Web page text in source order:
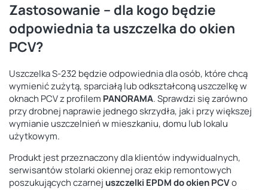
Zastosowanie – dla kogo będzie
odpowiednia ta uszczelka do okien
PCV?
Uszczelka S-232 będzie odpowiednia dla osób, które chcą
wymienić zużytą, sparciałą lub odkształconą uszczelkę w
oknach PCV z profilem PANORAMA. Sprawdzi się zarówno
przy drobnej naprawie jednego skrzydła, jak i przy większej
wymianie uszczelnień w mieszkaniu, domu lub lokalu
użytkowym.
Produkt jest przeznaczony dla klientów indywidualnych,
serwisantów stolarki okiennej oraz ekip remontowych
poszukujących czarnej uszczelki EPDM do okien PCVo